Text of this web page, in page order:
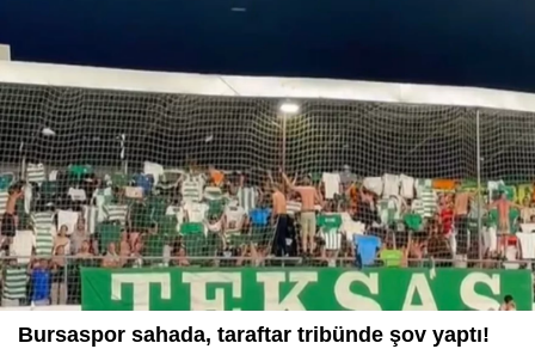
Bursaspor sahada, taraftar tribünde şov yaptı!